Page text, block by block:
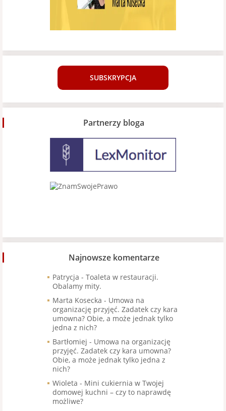
SUBSKRYPCJA
Partnerzy bloga
Najnowsze komentarze
Patrycja - Toaleta w restauracji.
Obalamy mity.
Marta Kosecka - Umowa na
organizację przyjęć. Zadatek czy kara
umowna? Obie, a może jednak tylko
jedna z nich?
Bartłomiej - Umowa na organizację
przyjęć. Zadatek czy kara umowna?
Obie, a może jednak tylko jedna z
nich?
Wioleta - Mini cukiernia w Twojej
domowej kuchni – czy to naprawdę
możliwe?